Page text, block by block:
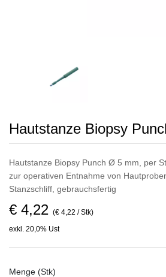
Hautstanze Biopsy
Hautstanze Biopsy Punch Ø 5 mm, per
zur operativen Entnahme von
Stanzschliff, gebrauchsfertig
€ 4,22 (€ 4,22 / Stk)
exkl. 20,0% Ust
Menge (Stk)